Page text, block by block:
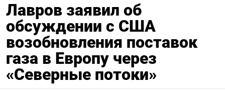
Лавров заявил об
обсуждении с США
возобновления поставок
газа в Европу через
«Северные потоки»